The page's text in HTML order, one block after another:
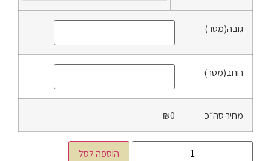
גובה(מטר)
רוחב(מטר)
מחיר סה״כ ₪0
הוספה לסל